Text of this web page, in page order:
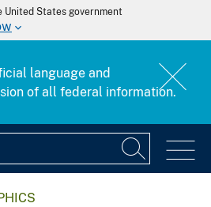
States government
language and
of all federal information.